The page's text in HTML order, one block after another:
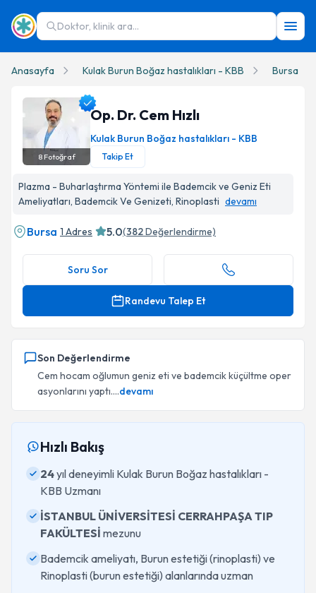
Doktor, klinik ara...
Anasayfa Kulak Burun Boğaz hastalıkları - KBB Bursa
8Fotoğraf
Op. Dr. Cem Hızlı
Kulak Burun Boğaz hastalıkları - KBB
Takip Et
Plazma - Buharlaştırma Yöntemi ile Bademcik ve Geniz Eti
Ameliyatları, Bademcik Ve Genizeti, Rinoplasti devamı
Bursa 1 Adres 5.0(382Değerlendirme)
Soru Sor
Randevu Talep Et
Son Değerlendirme
Cem hocam oğlumun geniz eti ve bademcik küçültme oper
asyonlarını yaptı....devamı
Hızlı Bakış
24yıl deneyimli Kulak Burun Boğaz hastalıkları -
KBB Uzmanı
İSTANBUL ÜNİVERSİTESİ CERRAHPAŞA TIP
FAKÜLTESİ mezunu
Bademcik ameliyatı, Burun estetiği (rinoplasti) ve
Rinoplasti (burun estetiği) alanlarında uzman